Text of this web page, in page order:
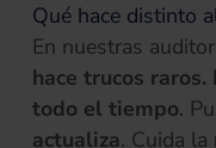
Qué hace distinto
En nuestras
hace trucos
todo el tiempo.
actualiza. Cuida la